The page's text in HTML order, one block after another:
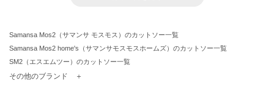
Samansa Mos2（サマンサ モスモス）のカットソー一覧
Samansa Mos2 home's（サマンサモスモスホームズ）のカットソー一覧
SM2（エスエムツー）のカットソー一覧
TSUHARU by Samansa Mos2（ツハルバイサマンサモスモス）のカットソー一覧
その他のブランド ＋